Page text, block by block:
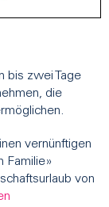
bis zwei Tage
die
vernünftigen
Familie»
von